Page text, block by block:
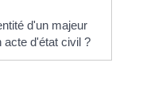
d'un majeur
acte d'état civil ?